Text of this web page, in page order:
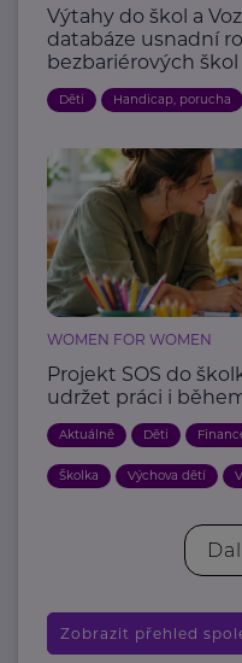
Výtahy do škol a
databáze usnadní
bezbariérových škol
Děti Handicap, porucha
WOMEN FOR WOMEN
Projekt SOS do
udržet práci i
Aktuálně Děti
Školka Výchova dětí
Zobrazit přehled